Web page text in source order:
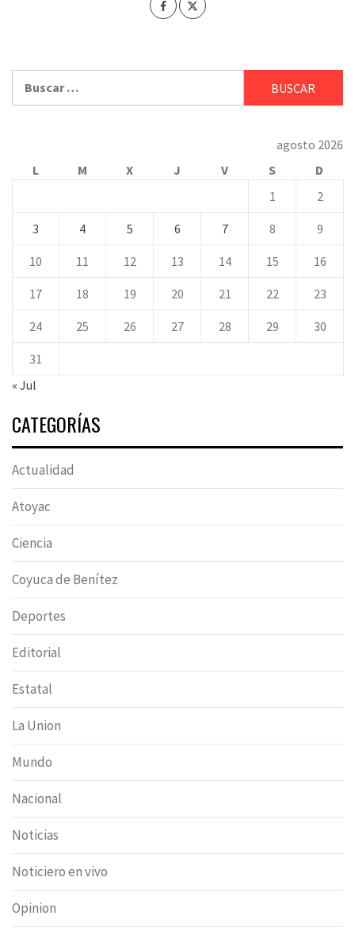
agosto 2026
L
M X J V S
D
1
2
3 4 5 6 7 8 9
10 11 12 13 14 15 16
17 18 19 20 21 22 23
24 25 26 27 28 29 30
31
« Jul
CATEGORÍAS
Actualidad
Atoyac
Ciencia
Coyuca de Benítez
Deportes
Editorial
Estatal
La Union
Mundo
Nacional
Noticias
Noticiero en vivo
Opinion